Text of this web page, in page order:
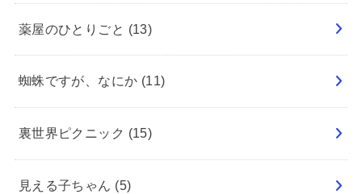
薬屋のひとりごと (13)
蜘蛛ですが、なにか (11)
裏世界ピクニック (15)
見える子ちゃん (5)